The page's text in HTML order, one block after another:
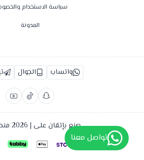
سياسة الاستخدام
المدونة
واتساب الجوال
صنع بإتقان على | 2026
تواصل معنا